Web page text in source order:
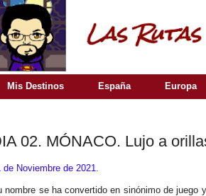
Mis Destinos España Europa
02. MÓNACO. Lujo a
de Noviembre de 2021.
nombre se ha convertido en sinónimo de